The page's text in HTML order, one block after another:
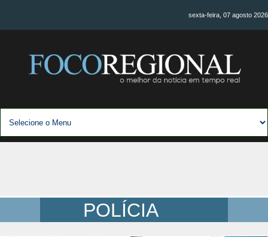
sexta-feira, 07 agosto 2026
POLÍCIA